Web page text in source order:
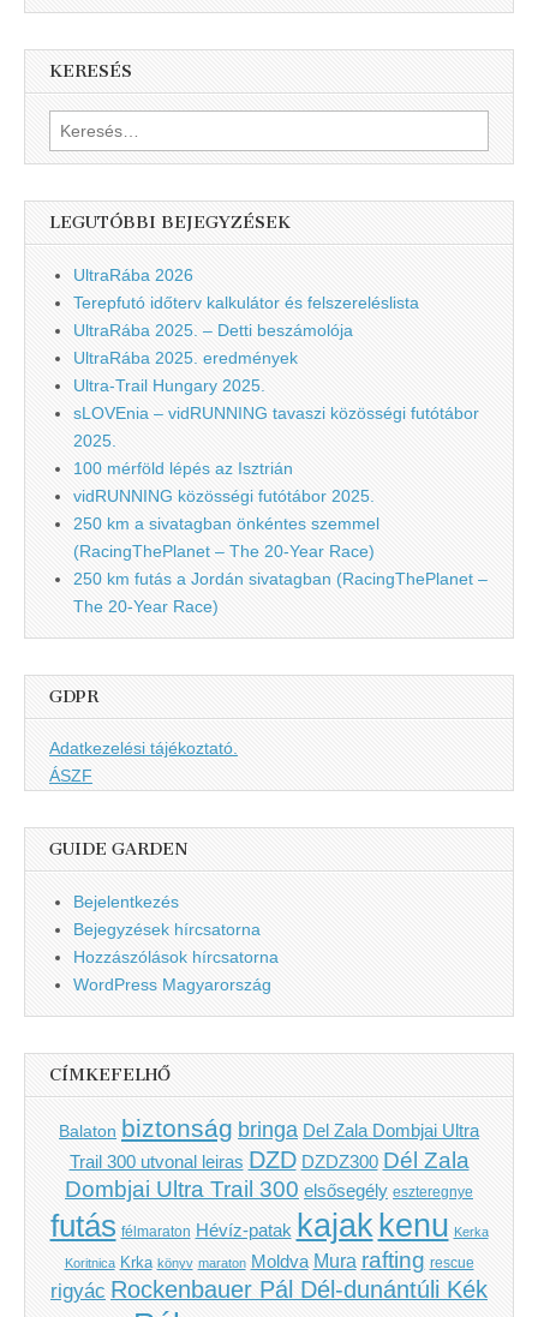
KERESÉS
Keresés:
LEGUTÓBBI BEJEGYZÉSEK
UltraRába 2026
Terepfutó időterv kalkulátor és felszereléslista
UltraRába 2025. – Detti beszámolója
UltraRába 2025. eredmények
Ultra-Trail Hungary 2025.
sLOVEnia – vidRUNNING tavaszi közösségi futótábor
2025.
100 mérföld lépés az Isztrián
vidRUNNING közösségi futótábor 2025.
250 km a sivatagban önkéntes szemmel
(RacingThePlanet – The 20-Year Race)
250 km futás a Jordán sivatagban (RacingThePlanet –
The 20-Year Race)
GDPR
Adatkezelési tájékoztató.
ÁSZF
GUIDE GARDEN
Bejelentkezés
Bejegyzések hírcsatorna
Hozzászólások hírcsatorna
WordPress Magyarország
CÍMKEFELHŐ
Balaton biztonság bringa Del Zala Dombjai Ultra
Trail 300 utvonal leiras DZD DZDZ300 Dél Zala
Dombjai Ultra Trail 300 elsősegély eszteregnye
futás félmaraton Hévíz-patak kajakkenu Kerka
Koritnica Krka könyv maraton Moldva Mura rafting rescue
rigyác Rockenbauer Pál Dél-dunántúli Kék